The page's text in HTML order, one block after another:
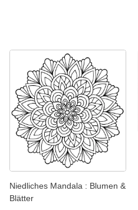
Niedliches Mandala : Blumen &
Blätter